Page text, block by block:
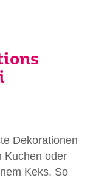
Dekorationen
Kuchen oder
Keks. So